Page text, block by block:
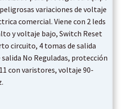
variaciones de voltaje
comercial. Viene con 2 leds
y voltaje bajo, Switch Reset
circuito, 4 tomas de salida
salida No Reguladas, protección
con varistores, voltaje 90-